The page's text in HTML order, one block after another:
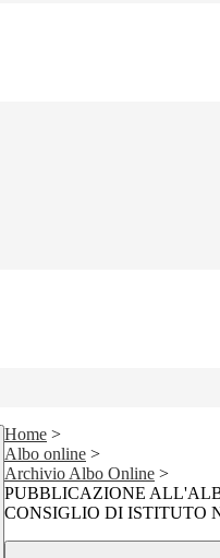
Home >
Albo online >
Archivio Albo Online >
PUBBLICAZIONE
CONSIGLIO DI ISTITUTO